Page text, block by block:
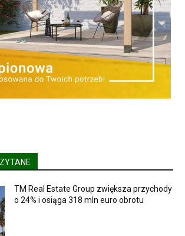
TM Real Estate Group zwiększa przychody
o 24% i osiąga 318 mln euro obrotu